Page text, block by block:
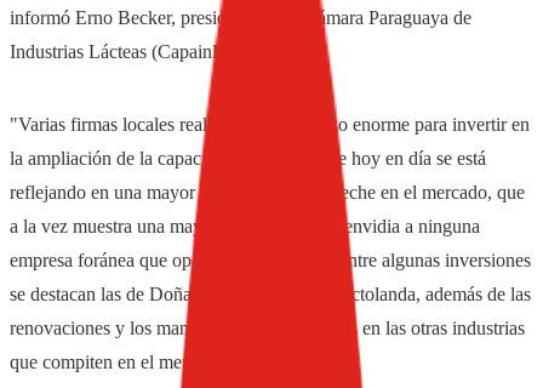
informó Erno Becker, presidente de la Cámara Paraguaya de
Industrias Lácteas (Capainlac).
"Varias firmas locales realizaron un esfuerzo enorme para invertir en
la ampliación de la capacidad industrial, que hoy en día se está
reflejando en una mayor disponibilidad de leche en el mercado, que
a la vez muestra una mayor calidad, que no envidia a ninguna
empresa foránea que opera en el mercado. Entre algunas inversiones
se destacan las de Doña Ángela, Trébol o Lactolanda, además de las
renovaciones y los mantenimientos realizados en las otras industrias
que compiten en el mercado", agregó.